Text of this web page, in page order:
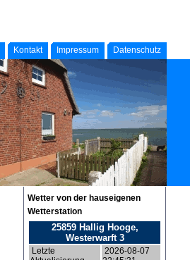
Kontakt Impressum Datenschutz
Wetter von der hauseigenen
Wetterstation
25859 Hallig Hooge,
Westerwarft 3
Letzte
2026-08-07